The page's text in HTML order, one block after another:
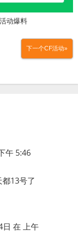
动爆料
下一个CF活动»
午 5:46
13号了
在 上午